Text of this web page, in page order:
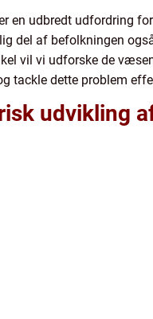
en udbredt udfordring
del af befolkningen
vil vi udforske de
tackle dette problem
udvikling